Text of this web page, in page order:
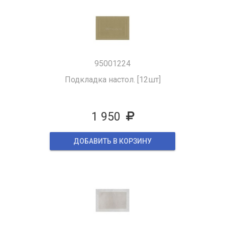
95001224
Подкладка настол. [12шт]
1 950
ДОБАВИТЬ В КОРЗИНУ